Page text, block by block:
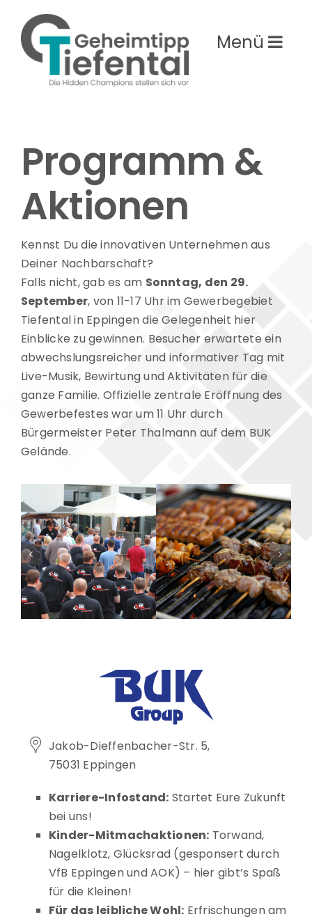
Inhalt
springen
Pro­gramm &
Aktionen
Kennst Du die innovativen Unternehmen aus
Deiner Nachbarschaft?
Falls nicht, gab es am Sonntag, den 29.
September, von 11-17 Uhr im Gewerbegebiet
Tiefental in Eppingen die Gelegenheit hier
Einblicke zu gewinnen. Besucher erwartete ein
abwechslungsreicher und informativer Tag mit
Live-Musik, Bewirtung und Aktivitäten für die
ganze Familie. Offizielle zentrale Eröffnung des
Gewerbefestes war um 11 Uhr durch
Bürgermeister Peter Thalmann auf dem BUK
Gelände.
Jakob-Dieffenbacher-Str. 5,
75031 Eppingen
Karriere-Infostand: Startet Eure Zukunft
bei uns!
Kinder-Mitmachaktionen: Torwand,
Nagelklotz, Glücksrad (gesponsert durch
VfB Eppingen und AOK) – hier gibt’s Spaß
für die Kleinen!
Für das leibliche Wohl: Erfrischungen am